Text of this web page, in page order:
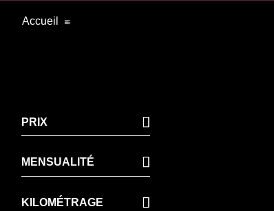
Accueil
PRIX
MENSUALITÉ
KILOMÉTRAGE